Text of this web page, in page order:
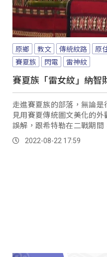
原鄉 教文 傳統紋路
原
賽夏族
閃電 雷神紋
賽夏族「雷女紋」納智
走進賽夏族的部落，無論
見用賽夏傳統圖文美化的
誤解，跟希特勒在二戰期間
清傳統紋路是以菱形來做變
務，藉此向外界進行文化教育
2022-08-22 17:59